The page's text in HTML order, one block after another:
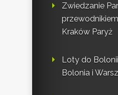
Zwiedzanie
Kraków Paryż
Loty do
Bolonia i